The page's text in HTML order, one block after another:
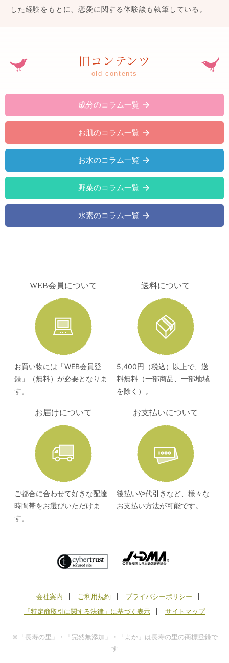
した経験をもとに、恋愛に関する体験談も執筆している。
- 旧コンテンツ -
old contents
成分のコラム一覧
お肌のコラム一覧
お水のコラム一覧
野菜のコラム一覧
水素のコラム一覧
WEB会員について
お買い物には「WEB会員登
録」（無料）が必要となりま
す。
送料について
5,400円（税込）以上で、送
料無料（一部商品、一部地域
を除く）。
お届けについて
ご都合に合わせて好きな配達
時間帯をお選びいただけま
す。
お支払いについて
後払いや代引きなど、様々な
お支払い方法が可能です。
会社案内 ご利用規約
プライバシーポリシー
「特定商取引に関する法律」に基づく表示
サイトマップ
※「長寿の里」・「完然無添加」・「よか」は長寿の里の商標登録で
す